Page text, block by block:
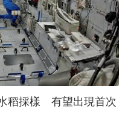
稻採樣 有望出現首次